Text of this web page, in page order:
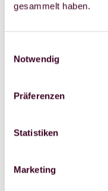
gesammelt haben.
Notwendig
Präferenzen
Statistiken
Marketing